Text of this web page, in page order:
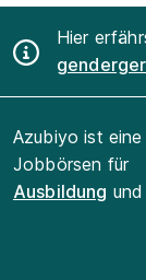
Hier
Azubiyo ist
Jobbörsen für
Ausbildung und